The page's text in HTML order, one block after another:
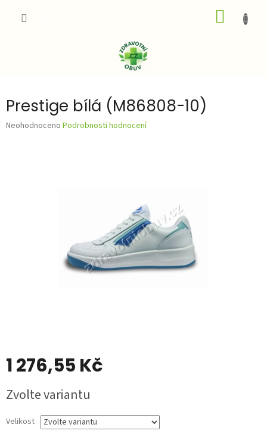
KOŠÍK
Prestige bílá (M86808-10)
Průměrné
Neohodnoceno Podrobnosti hodnocení
1 276,55 Kč
cena:
Zvolte variantu
Velikost